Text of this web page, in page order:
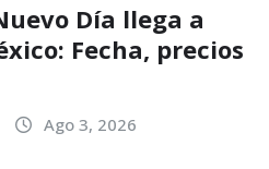
Día llega a
Fecha, precios
Ago 3, 2026